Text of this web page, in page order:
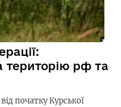
територію рф та
початку Курської